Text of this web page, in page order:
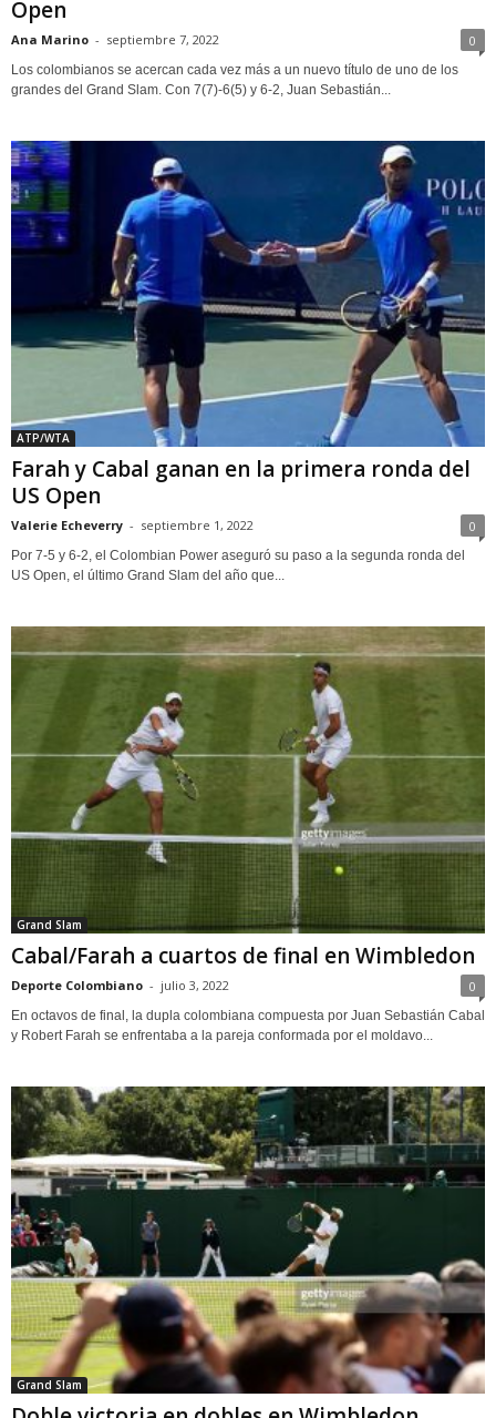
Open
Ana Marino - septiembre 7, 2022 0
Los colombianos se acercan cada vez más a un nuevo título de uno de los
grandes del Grand Slam. Con 7(7)-6(5) y 6-2, Juan Sebastián...
ATP/WTA
Farah y Cabal ganan en la primera ronda del
US Open
Valerie Echeverry - septiembre 1, 2022 0
Por 7-5 y 6-2, el Colombian Power aseguró su paso a la segunda ronda del
US Open, el último Grand Slam del año que...
Grand Slam
Cabal/Farah a cuartos de final en Wimbledon
Deporte Colombiano - julio 3, 2022 0
En octavos de final, la dupla colombiana compuesta por Juan Sebastián Cabal
y Robert Farah se enfrentaba a la pareja conformada por el moldavo...
Grand Slam